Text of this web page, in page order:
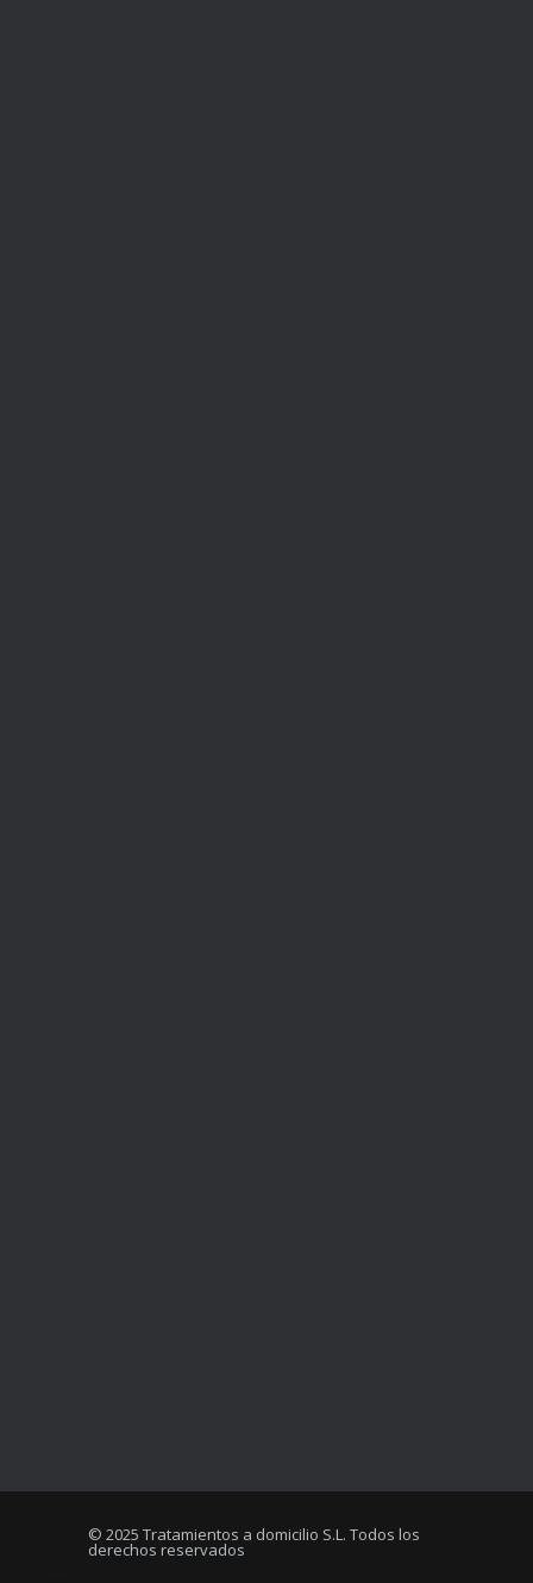
© 2025 Tratamientos a domicilio S.L. Todos los
derechos reservados